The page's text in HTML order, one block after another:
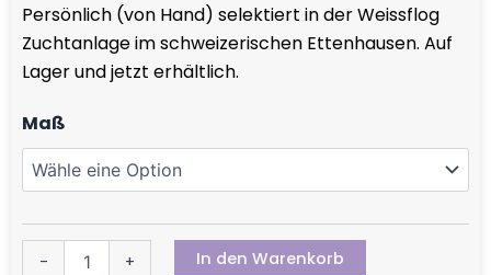
bis
€ 89,95
Persönlich (von Hand) selektiert in der Weissflog
Zuchtanlage im schweizerischen Ettenhausen. Auf
Lager und jetzt erhältlich.
Maß
-
Rottürkis
+ In den Warenkorb